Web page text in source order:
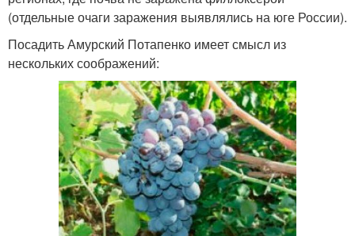
(отдельные очаги заражения выявлялись на юге России).
Посадить Амурский Потапенко имеет смысл из
нескольких соображений: